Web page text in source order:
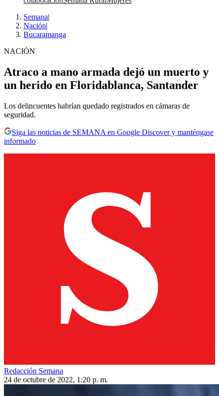
Semana|
Nación|
Bucaramanga
NACIÓN
Atraco a mano armada dejó un muerto y
un herido en Floridablanca, Santander
Los delincuentes habrían quedado registrados en cámaras de
seguridad.
Siga las noticias de SEMANA en Google Discover y manténgase
informado
Redacción Semana
24 de octubre de 2022, 1:20 p. m.